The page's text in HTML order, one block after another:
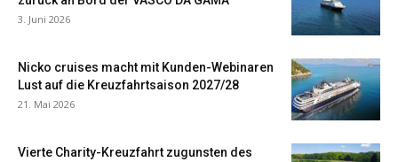
3. Juni 2026
Nicko cruises macht mit Kunden-Webinaren
Lust auf die Kreuzfahrtsaison 2027/28
21. Mai 2026
Vierte Charity-Kreuzfahrt zugunsten des